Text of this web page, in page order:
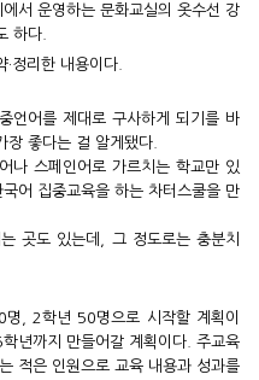
서 운영하는 문화교실의 옷수선 강
하다.
정리한 내용이다.
언어를 제대로 구사하게되기를 바
장 좋다는 걸 알게됐다.
나 스페인어로 가르치는 학교만 있
어 집중교육을 하는 차터스쿨을 만
곳도 있는데, 그 정도로는 충분치
, 2학년 50명으로 시작할 계획이
년까지 만들어갈 계획이다. 주교육
적은 인원으로 교육 내용과 성과를